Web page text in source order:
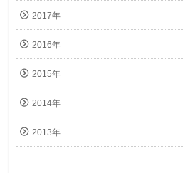
2017年
2016年
2015年
2014年
2013年